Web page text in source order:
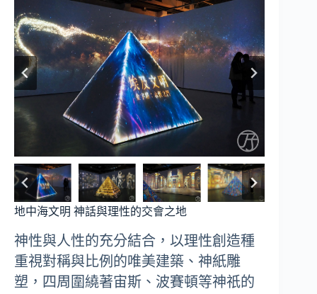
地中海文明 神話與理性的交會之地
神性與人性的充分結合，以理性創造種
重視對稱與比例的唯美建築、神紙雕
塑，四周圍繞著宙斯、波賽頓等神祇的